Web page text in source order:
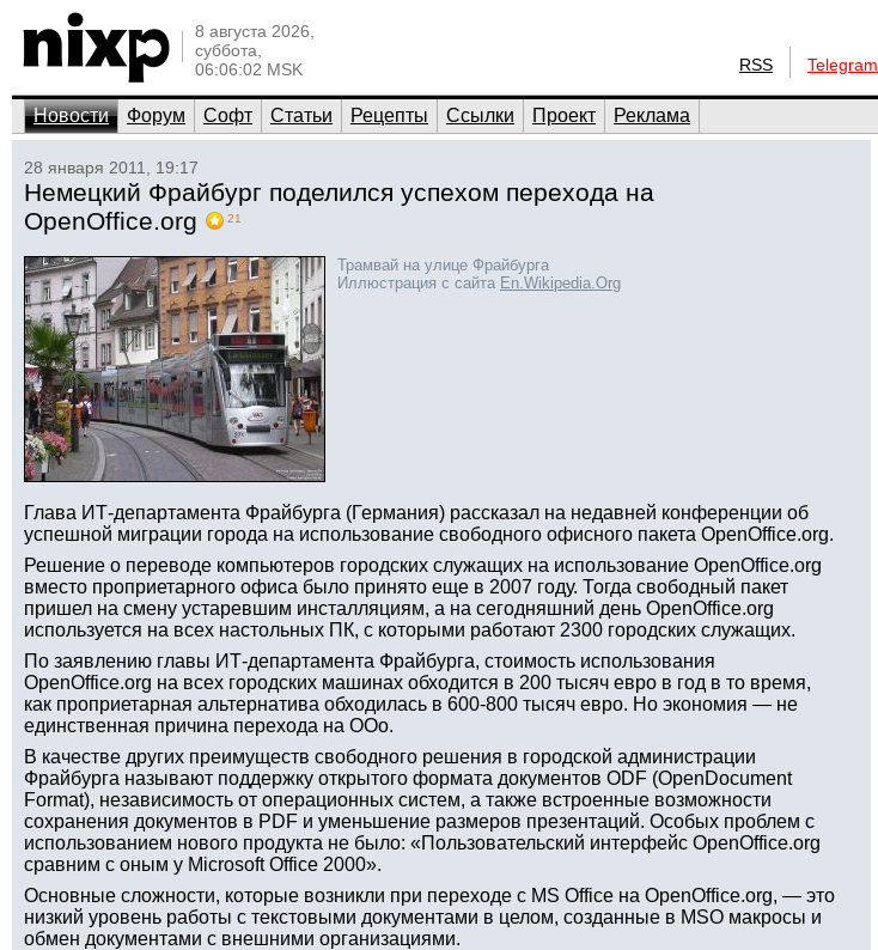
8 августа 2026,
суббота,
06:06:02 MSK
RSS Telegram
Новости Форум Софт Статьи Рецепты Ссылки Проект Реклама
28 января 2011, 19:17
Немецкий Фрайбург поделился успехом перехода на
OpenOffice.org
21
Трамвай на улице Фрайбурга
Иллюстрация с сайта En.Wikipedia.Org
Глава ИТ-департамента Фрайбурга (Германия) рассказал на недавней конференции об
успешной миграции города на использование свободного офисного пакета OpenOffice.org.
Решение о переводе компьютеров городских служащих на использование OpenOffice.org
вместо проприетарного офиса было принято еще в 2007 году. Тогда свободный пакет
пришел на смену устаревшим инсталляциям, а на сегодняшний день OpenOffice.org
используется на всех настольных ПК, с которыми работают 2300 городских служащих.
По заявлению главы ИТ-департамента Фрайбурга, стоимость использования
OpenOffice.org на всех городских машинах обходится в 200 тысяч евро в год в то время,
как проприетарная альтернатива обходилась в 600-800 тысяч евро. Но экономия — не
единственная причина перехода на OOo.
В качестве других преимуществ свободного решения в городской администрации
Фрайбурга называют поддержку открытого формата документов ODF (OpenDocument
Format), независимость от операционных систем, а также встроенные возможности
сохранения документов в PDF и уменьшение размеров презентаций. Особых проблем с
использованием нового продукта не было: «Пользовательский интерфейс OpenOffice.org
сравним с оным у Microsoft Office 2000».
Основные сложности, которые возникли при переходе с MS Office на OpenOffice.org, — это
низкий уровень работы с текстовыми документами в целом, созданные в MSO макросы и
обмен документами с внешними организациями.